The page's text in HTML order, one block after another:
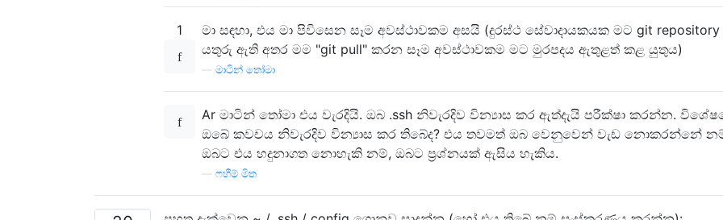
1
මා සඳහා, එය මා පිවිසෙන සෑම අවස්ථාවකම අසයි (දුරස්ථ සේවාදායකයක මට git repository
යතුරු ඇති අතර මම "git pull" කරන සෑම අවස්ථාවකම මට මුරපදය ඇතුළත් කළ යුතුය)
මාටින් තෝමා
Ar මාටින් තෝමා එය වැරදියි. ඔබ .ssh නිවැරදිව වින්‍යාස කර ඇත්දැයි පරීක්ෂා කරන්න.
ඔබේ කවචය නිවැරදිව වින්‍යාස කර තිබේද? එය තවමත් ඔබ වෙනුවෙන් වැඩ නොකරන්නේ
ඔබට එය හදුනාගත නොහැකි නම්, ඔබට ප්‍රශ්නයක් ඇසිය හැකිය.
ෆහීම් මිත